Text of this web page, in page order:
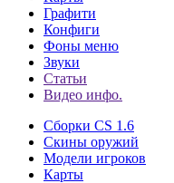
Графити
Конфиги
Фоны меню
Звуки
Статьи
Видео инфо.
Сборки CS 1.6
Скины оружий
Модели игроков
Карты